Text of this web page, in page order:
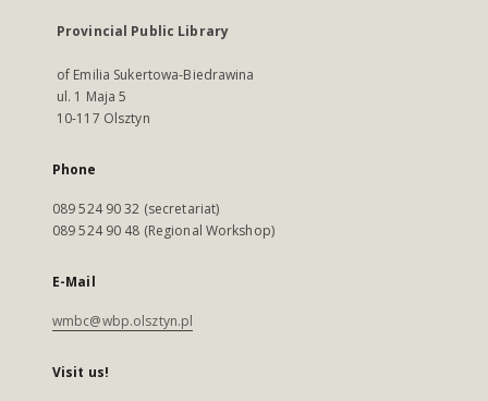
Provincial Public Library
of Emilia Sukertowa-Biedrawina
ul. 1 Maja 5
10-117 Olsztyn
Phone
089 524 90 32 (secretariat)
089 524 90 48 (Regional Workshop)
E-Mail
wmbc@wbp.olsztyn.pl
Visit us!